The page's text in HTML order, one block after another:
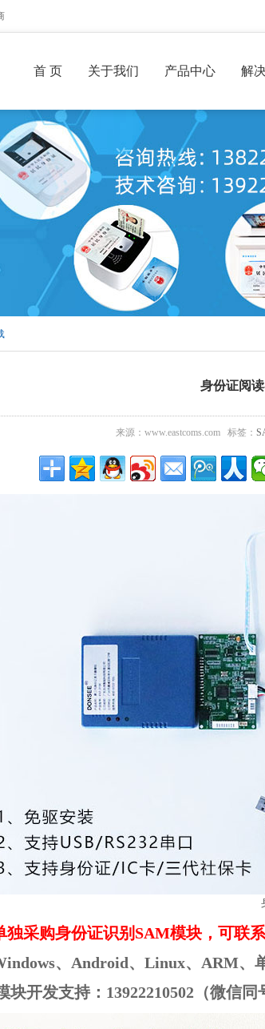
首 页 关于我们 产品中心 解
身份证阅
来源：www.eastcoms.com 标签：
独采购身份证识别SAM模块，可联系
、Android、Linux、ARM、
块开发支持：13922210502（微信同